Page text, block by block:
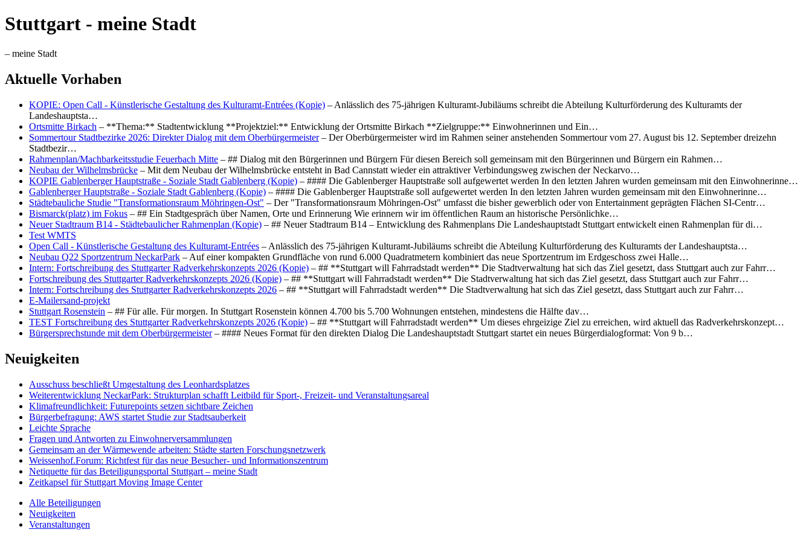
Stuttgart - meine Stadt
– meine Stadt
Aktuelle Vorhaben
KOPIE: Open Call - Künstlerische Gestaltung des Kulturamt-Entrées (Kopie) – Anlässlich des 75-jährigen Kulturamt-Jubiläums schreibt die Abteilung Kulturförderung des Kulturamts der
Landeshauptsta…
Ortsmitte Birkach – **Thema:** Stadtentwicklung **Projektziel:** Entwicklung der Ortsmitte Birkach **Zielgruppe:** Einwohnerinnen und Ein…
Sommertour Stadtbezirke 2026: Direkter Dialog mit dem Oberbürgermeister– Der Oberbürgermeister wird im Rahmen seiner anstehenden Sommertour vom 27. August bis 12. September dreizehn
Stadtbezir…
Rahmenplan/Machbarkeitsstudie Feuerbach Mitte – ## Dialog mit den Bürgerinnen und Bürgern Für diesen Bereich soll gemeinsam mit den Bürgerinnen und Bürgern ein Rahmen…
Neubau der Wilhelmsbrücke – Mit dem Neubau der Wilhelmsbrücke entsteht in Bad Cannstatt wieder ein attraktiver Verbindungsweg zwischen der Neckarvo…
KOPIE Gablenberger Hauptstraße - Soziale Stadt Gablenberg (Kopie) – #### Die Gablenberger Hauptstraße soll aufgewertet werden In den letzten Jahren wurden gemeinsam mit den Einwohnerinne…
Gablenberger Hauptstraße - Soziale Stadt Gablenberg (Kopie) – #### Die Gablenberger Hauptstraße soll aufgewertet werden In den letzten Jahren wurden gemeinsam mit den Einwohnerinne…
Städtebauliche Studie "Transformationsraum Möhringen-Ost" – Der "Transformationsraum Möhringen-Ost" umfasst die bisher gewerblich oder von Entertainment geprägten Flächen SI-Centr…
Bismarck(platz) im Fokus – ## Ein Stadtgespräch über Namen, Orte und Erinnerung Wie erinnern wir im öffentlichen Raum an historische Persönlichke…
Neuer Stadtraum B14 - Städtebaulicher Rahmenplan (Kopie) – ## Neuer Stadtraum B14 – Entwicklung des Rahmenplans Die Landeshauptstadt Stuttgart entwickelt einen Rahmenplan für di…
Test WMTS
Open Call - Künstlerische Gestaltung des Kulturamt-Entrées – Anlässlich des 75-jährigen Kulturamt-Jubiläums schreibt die Abteilung Kulturförderung des Kulturamts der Landeshauptsta…
Neubau Q22 Sportzentrum NeckarPark – Auf einer kompakten Grundfläche von rund 6.000 Quadratmetern kombiniert das neue Sportzentrum im Erdgeschoss zwei Halle…
Intern: Fortschreibung des Stuttgarter Radverkehrskonzepts 2026 (Kopie) – ## **Stuttgart will Fahrradstadt werden** Die Stadtverwaltung hat sich das Ziel gesetzt, dass Stuttgart auch zur Fahrr…
Fortschreibung des Stuttgarter Radverkehrskonzepts 2026 (Kopie) – ## **Stuttgart will Fahrradstadt werden** Die Stadtverwaltung hat sich das Ziel gesetzt, dass Stuttgart auch zur Fahrr…
Intern: Fortschreibung des Stuttgarter Radverkehrskonzepts 2026 – ## **Stuttgart will Fahrradstadt werden** Die Stadtverwaltung hat sich das Ziel gesetzt, dass Stuttgart auch zur Fahrr…
E-Mailersand-projekt
Stuttgart Rosenstein – ## Für alle. Für morgen. In Stuttgart Rosenstein können 4.700 bis 5.700 Wohnungen entstehen, mindestens die Hälfte dav…
TEST Fortschreibung des Stuttgarter Radverkehrskonzepts 2026 (Kopie) – ## **Stuttgart will Fahrradstadt werden** Um dieses ehrgeizige Ziel zu erreichen, wird aktuell das Radverkehrskonzept…
Bürgersprechstunde mit dem Oberbürgermeister– #### Neues Format für den direkten Dialog Die Landeshauptstadt Stuttgart startet ein neues Bürgerdialogformat: Von 9 b…
Neuigkeiten
Ausschuss beschließt Umgestaltung des Leonhards­platzes
Weiterentwicklung NeckarPark: Strukturplan schafft Leitbild für Sport-, Freizeit- und Veranstaltungsareal
Klimafreundlichkeit: Futurepoints setzen sichtbare Zeichen
Bürgerbefragung: AWS startet Studie zur Stadtsauberkeit
Leichte Sprache
Fragen und Antworten zu Einwohnerversammlungen
Gemeinsam an der Wärmewende arbeiten: Städte starten Forschungsnetzwerk
Weissenhof.Forum: Richtfest für das neue Besucher- und Informationszentrum
Netiquette für das Beteiligungsportal Stuttgart – meine Stadt
Zeitkapsel für Stuttgart Moving Image Center
Alle Beteiligungen
Neuigkeiten
Veranstaltungen